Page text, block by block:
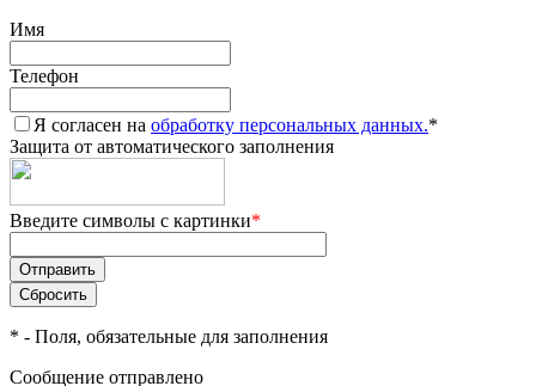
Имя
Телефон
Я согласен на обработку персональных данных.*
Защита от автоматического заполнения
Введите символы с картинки*
* - Поля, обязательные для заполнения
Сообщение отправлено